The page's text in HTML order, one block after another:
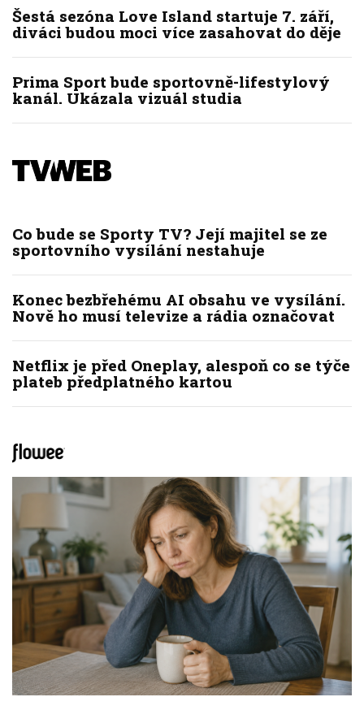
Šestá sezóna Love Island startuje 7. září,
diváci budou moci více zasahovat do děje
Prima Sport bude sportovně-lifestylový
kanál. Ukázala vizuál studia
Co bude se Sporty TV? Její majitel se ze
sportovního vysílání nestahuje
Konec bezbřehému AI obsahu ve vysílání.
Nově ho musí televize a rádia označovat
Netflix je před Oneplay, alespoň co se týče
plateb předplatného kartou